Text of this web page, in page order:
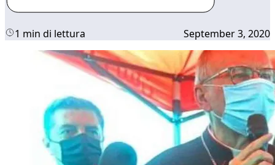
1 min di lettura September 3, 2020